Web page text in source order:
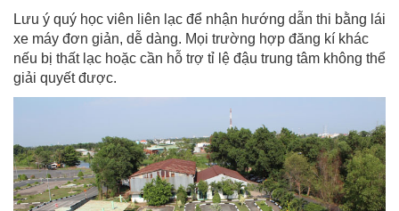
Lưu ý quý học viên liên lạc để nhận hướng dẫn thi bằng lái
xe máy đơn giản, dễ dàng. Mọi trường hợp đăng kí khác
nếu bị thất lạc hoặc cần hỗ trợ tỉ lệ đậu trung tâm không thể
giải quyết được.